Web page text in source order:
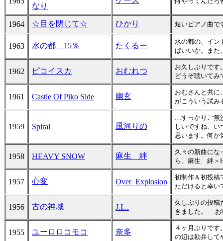
なり
1964 ☆目を閉じて☆ ひかり 短いピアノ曲で
1963 水の都 15％ たくるー
水の都の、イン
ばいいか。また
1962 ピコイスカ おむれつ
お久しぶりです
どうぞ聴いて
1961 Castle Of Piko Side 幽玄
おむさんと共に
がこういう試み
1959 Spiral 風河りの
…すっかりご
しいですね、
思います。何か
1958 HEAVY SNOW 麻生 絆
久々の新曲にな
ら、麻生 絆＞
1957 心変 Over_Explosion
初制作＆初投稿
ただけると幸い
1956 古の神域 J.I...
久しぶりの投稿
きました。 お
1955 ユーロロコモコ 奈多
４ヶ月ぶりで
の辺は勘弁して